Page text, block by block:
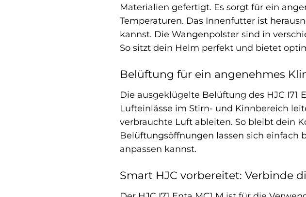
Materialien gefertigt. Es sorgt für ein
Temperaturen. Das Innenfutter ist
kannst. Die Wangenpolster sind in
So sitzt dein Helm perfekt und bietet
Belüftung für ein angenehmes
Die ausgeklügelte Belüftung des HJC
Lufteinlässe im Stirn- und Kinnbereich
verbrauchte Luft ableiten. So bleibt dein
Belüftungsöffnungen lassen sich einfach
anpassen kannst.
Smart HJC vorbereitet: Verbinde